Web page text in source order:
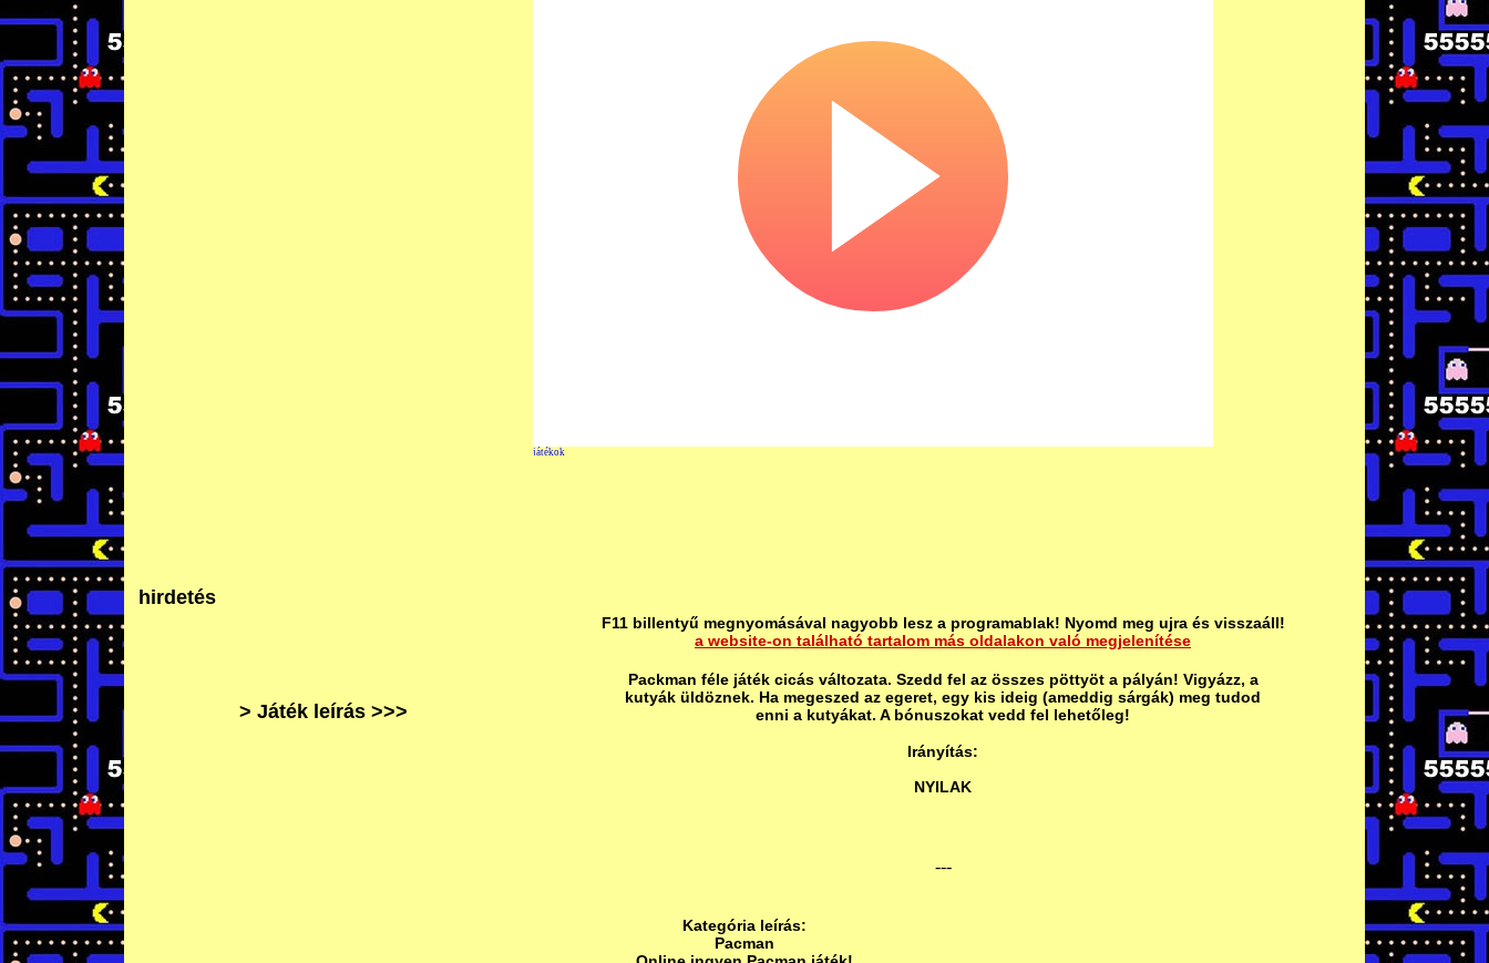
hirdetés
> Játék leírás >>>
F11 billentyű megnyomásával nagyobb lesz a programablak! Nyomd meg ujra és visszaáll!
a website-on található tartalom más oldalakon való megjelenítése
Packman féle játék cicás változata. Szedd fel az összes pöttyöt a pályán! Vigyázz, a
kutyák üldöznek. Ha megeszed az egeret, egy kis ideig (ameddig sárgák) meg tudod
enni a kutyákat. A bónuszokat vedd fel lehetőleg!
Irányítás:
NYILAK
---
Kategória leírás:
Pacman